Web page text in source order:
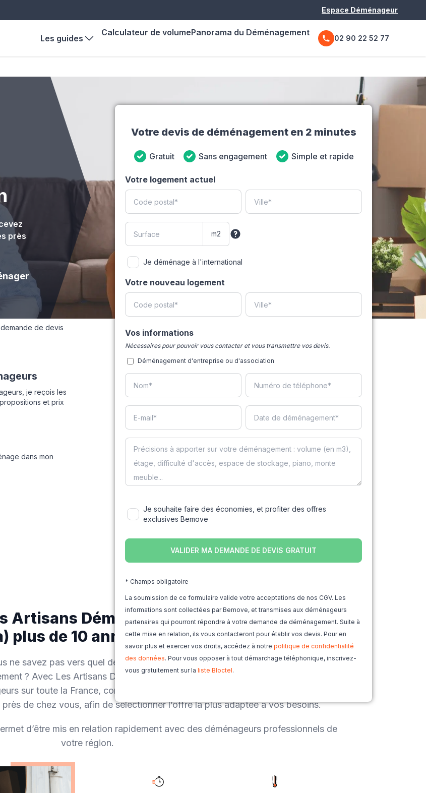
Espace Déménageur
Les guides
Calculateur de volumePanorama du Déménagement
02 90 22 52 77
près
Votre devis de déménagement en 2 minutes
Gratuit Sans engagement Simple et rapide
Votre logement actuel
Je déménage à l'international
Votre nouveau logement
Vos informations
Nécessaires pour pouvoir vous contacter et vous transmettre vos devis.
Déménagement d'entreprise ou d'association
Je souhaite faire des économies, et profiter des offres
exclusives Bemove
* Champs obligatoire
La soumission de ce formulaire valide votre acceptations de nos CGV. Les
informations sont collectées par Bemove, et transmises aux déménageurs
partenaires qui pourront répondre à votre demande de déménagement. Suite à
cette mise en relation, ils vous contacteront pour établir vos devis. Pour en
savoir plus et exercer vos droits, accédez à notre politique de confidentialité
des données. Pour vous opposer à tout démarchage téléphonique, inscrivez-
vous gratuitement sur la liste Bloctel.
de devis
je reçois les
et prix
dans mon
Artisans Déménageurs,
plus de 10 années d'expérience
ne savez pas vers quel déménageur vous tourner par rapport aux conditions
? Avec Les Artisans Déménageurs, enseigne de professionnels indépendants
sur toute la France, comparez et recevez rapidement plusieurs devis de
de chez vous, afin de sélectionner l’offre la plus adaptée à vos besoins.
d’être mis en relation rapidement avec des déménageurs professionnels de
votre région.